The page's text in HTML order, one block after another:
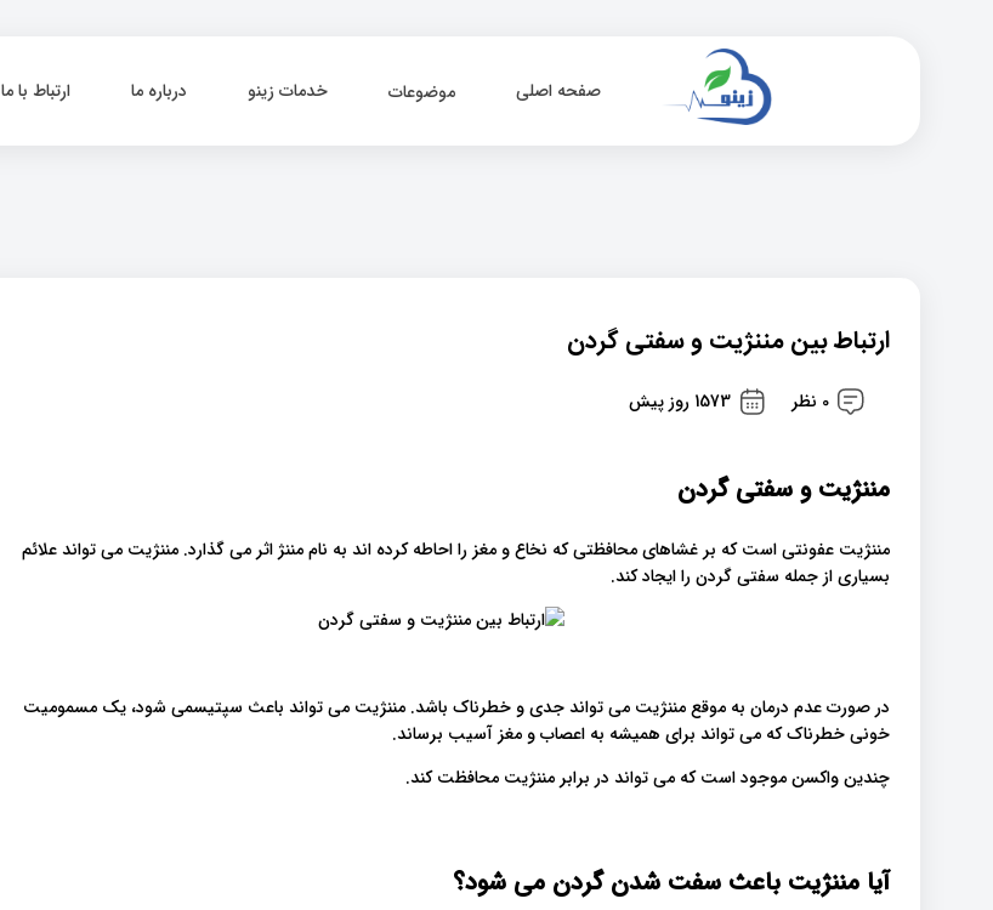
صفحه اصلی موضوعات خدمات زینو درباره ما ارتباط با ما
ارتباط بین مننژیت و سفتی گردن
0 نظر 1573 روز پیش
مننژیت و سفتی گردن
مننژیت عفونتی است که بر غشاهای محافظتی که نخاع و مغز را احاطه کرده اند به نام مننژ اثر می گذارد. مننژیت می تواند علائم
بسیاری از جمله سفتی گردن را ایجاد کند.
در صورت عدم درمان به موقع مننژیت می تواند جدی و خطرناک باشد. مننژیت می تواند باعث سپتیسمی شود، یک مسمومیت
خونی خطرناک که می تواند برای همیشه به اعصاب و مغز آسیب برساند.
چندین واکسن موجود است که می تواند در برابر مننژیت محافظت کند.
آیا مننژیت باعث سفت شدن گردن می شود؟